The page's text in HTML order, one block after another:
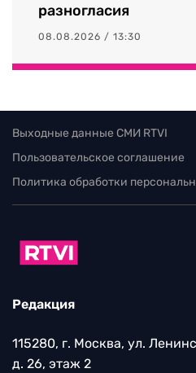
разногласия
08.08.2026 / 13:30
Выходные данные СМИ RTVI
Пользовательское соглашение
Политика обработки
Редакция
115280, г. Москва, ул.
д. 26, этаж 2